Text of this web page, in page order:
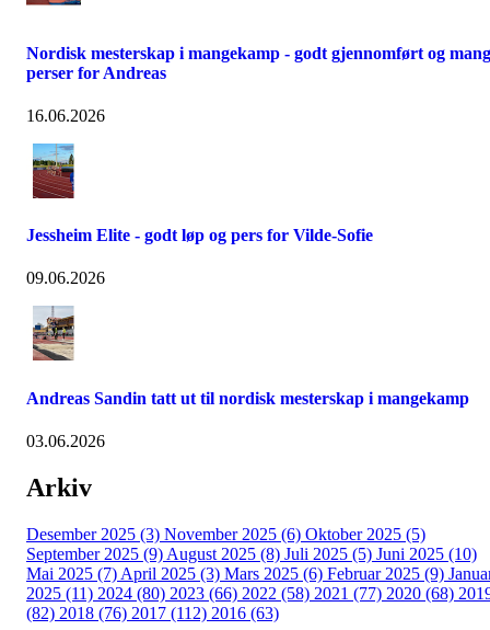
Nordisk mesterskap i mangekamp - godt gjennomført og
perser for Andreas
16.06.2026
Jessheim Elite - godt løp og pers for Vilde-Sofie
09.06.2026
Andreas Sandin tatt ut til nordisk mesterskap i mangekamp
03.06.2026
Arkiv
Desember 2025 (3) November 2025 (6) Oktober 2025 (5)
September 2025 (9) August 2025 (8) Juli 2025 (5) Juni 2025 (10)
Mai 2025 (7) April 2025 (3) Mars 2025 (6) Februar 2025 (9)
2025 (11) 2024 (80) 2023 (66) 2022 (58) 2021 (77) 2020 (68)
(82) 2018 (76) 2017 (112) 2016 (63)